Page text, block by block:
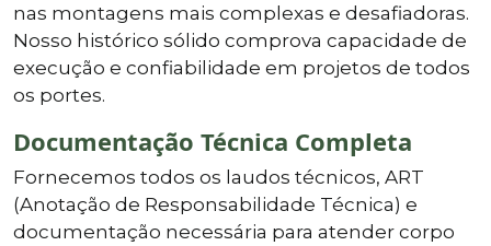
nas montagens mais complexas e desafiadoras.
Nosso histórico sólido comprova capacidade de
execução e confiabilidade em projetos de todos
os portes.
Documentação Técnica Completa
Fornecemos todos os laudos técnicos, ART
(Anotação de Responsabilidade Técnica) e
documentação necessária para atender corpo